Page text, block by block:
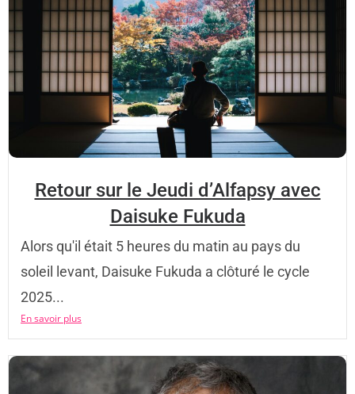
Retour sur le Jeudi d’Alfapsy avec
Daisuke Fukuda
Alors qu'il était 5 heures du matin au pays du
soleil levant, Daisuke Fukuda a clôturé le cycle
2025...
En savoir plus